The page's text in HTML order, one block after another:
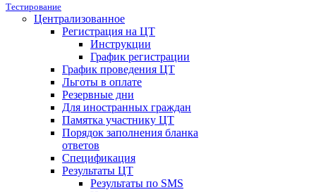
Тестирование
Централизованное
Регистрация на ЦТ
Инструкции
График регистрации
График проведения ЦТ
Льготы в оплате
Резервные дни
Для иностранных граждан
Памятка участнику ЦТ
Порядок заполнения бланка
ответов
Спецификация
Результаты ЦТ
Результаты по SMS